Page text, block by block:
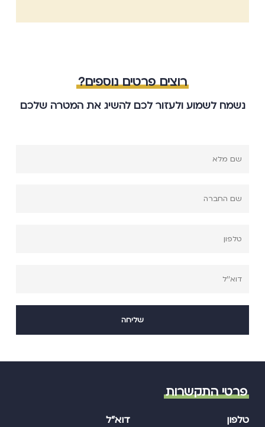
רוצים פרטים נוספים?
נשמח לשמוע ולעזור לכם להשיג את המטרה שלכם
פרטי התקשרות
דוא"ל
טלפון